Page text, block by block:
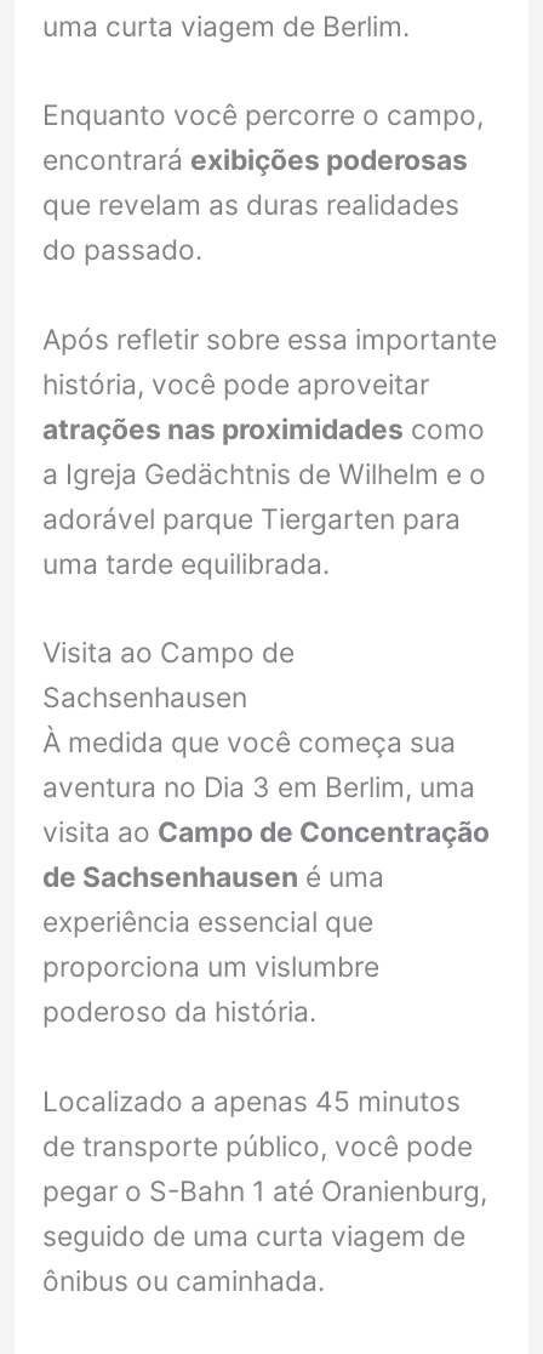
uma curta viagem de Berlim.
Enquanto você percorre o campo,
encontrará exibições poderosas
que revelam as duras realidades
do passado.
Após refletir sobre essa importante
história, você pode aproveitar
atrações nas proximidades como
a Igreja Gedächtnis de Wilhelm e o
adorável parque Tiergarten para
uma tarde equilibrada.
Visita ao Campo de
Sachsenhausen
À medida que você começa sua
aventura no Dia 3 em Berlim, uma
visita ao Campo de Concentração
de Sachsenhausen é uma
experiência essencial que
proporciona um vislumbre
poderoso da história.
Localizado a apenas 45 minutos
de transporte público, você pode
pegar o S-Bahn 1 até Oranienburg,
seguido de uma curta viagem de
ônibus ou caminhada.